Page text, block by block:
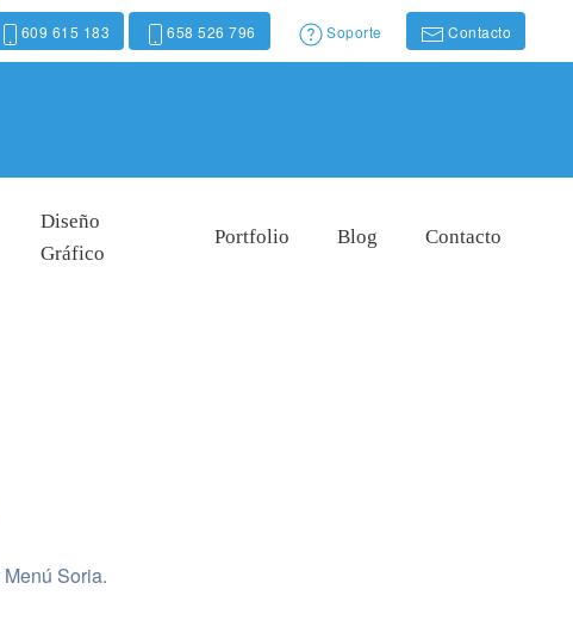
609 615 183 658 526 796 Soporte Contacto
Diseño
Gráfico
Portfolio Blog Contacto
Menú Soria.